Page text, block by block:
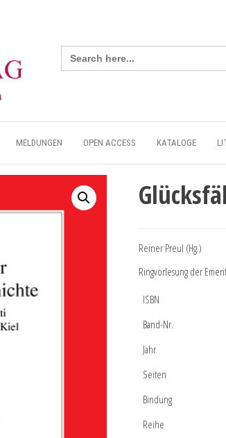
Search
for:
MELDUNGEN OPEN ACCESS KATALOGE
Reiner Preul (Hg.)
Ringvorlesung der
ISBN
Band-Nr.
Jahr
Seiten
Bindung
Reihe